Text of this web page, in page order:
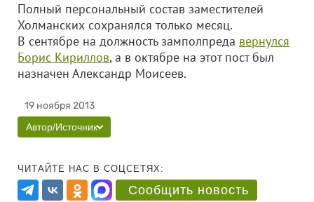
Полный персональный состав заместителей
Холманских сохранялся только месяц.
В сентябре на должность замполпреда вернулся
Борис Кириллов, а в октябре на этот пост был
назначен Александр Моисеев.
19 ноября 2013
Автор/Источник
ЧИТАЙТЕ НАС В СОЦСЕТЯХ:
Сообщить новость